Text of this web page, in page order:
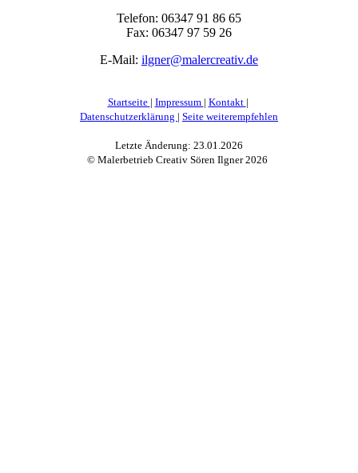
Telefon: 06347 91 86 65
Fax: 06347 97 59 26
E-Mail: ilgner@malercreativ.de
Startseite | Impressum | Kontakt |
Datenschutzerklärung | Seite weiterempfehlen
Letzte Änderung: 23.01.2026
© Malerbetrieb Creativ Sören Ilgner2026